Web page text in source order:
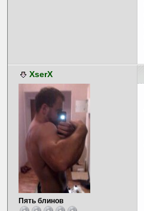
XserX
Пять блинов